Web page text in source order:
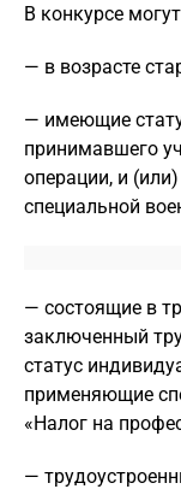
В конкурсе
— в возрасте
— имеющие
принимавшего
операции, и
специальной
— состоящие в
заключенный
статус
применяющие
«Налог на
—